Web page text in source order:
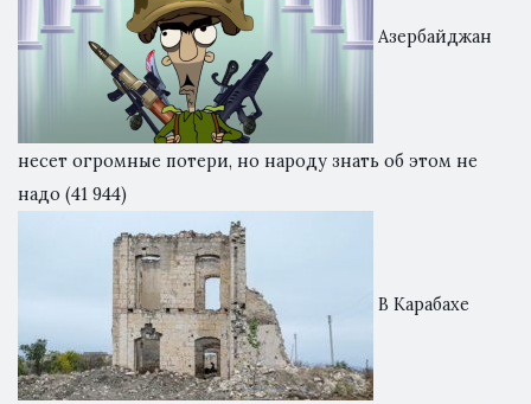
Азербайджан
несет огромные потери, но народу знать об этом не
надо (41 944)
В Карабахе